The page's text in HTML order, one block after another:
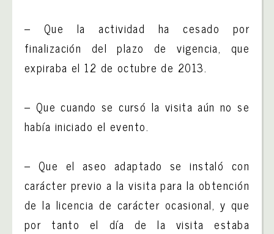
– Que la actividad ha cesado por
finalización del plazo de vigencia, que
expiraba el 12 de octubre de 2013.
– Que cuando se cursó la visita aún no se
había iniciado el evento.
– Que el aseo adaptado se instaló con
carácter previo a la visita para la obtención
de la licencia de carácter ocasional, y que
por tanto el día de la visita estaba